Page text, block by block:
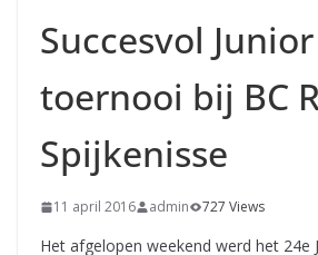
Succesvol
toernooi bij BC
Spijkenisse
11 april 2016 admin 727 Views
Het afgelopen weekend werd het 24e